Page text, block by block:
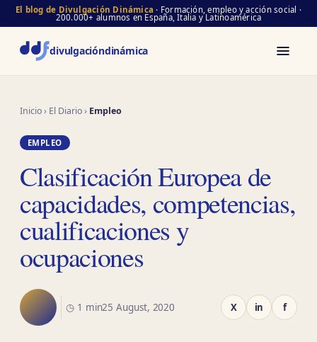
El blog de Divulgación Dinámica · Formación, empleo y acción social ·
200.000+ alumnos en España, Italia y Latinoamérica
divulgacióndinámica
Inicio› El Diario› Empleo
EMPLEO
Clasificación Europea de
capacidades, competencias,
cualificaciones y
ocupaciones
◷ 1 min25 August, 2020 X in f